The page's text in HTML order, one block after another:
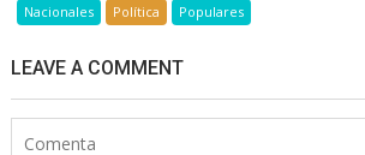
Nacionales Política Populares
LEAVE A COMMENT